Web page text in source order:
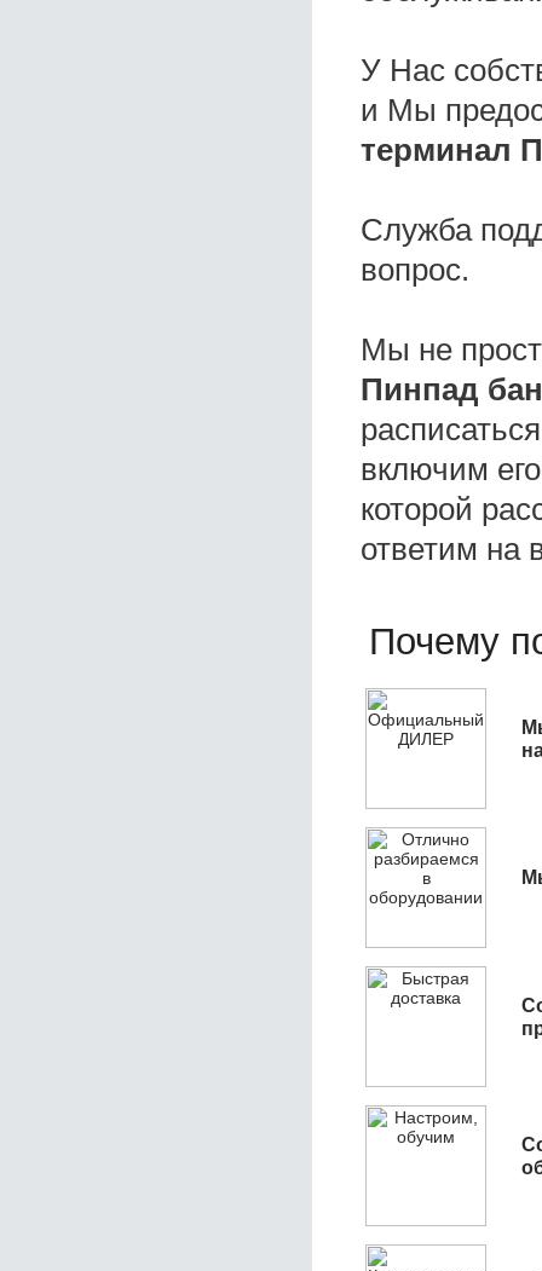
У Нас
и Мы
терминал
Служба
вопрос.
Мы не
Пинпад
включим
которой
ответим на
Почему